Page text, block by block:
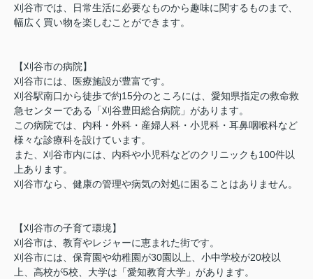
刈谷市では、日常生活に必要なものから趣味に関するものまで、
幅広く買い物を楽しむことができます。
【刈谷市の病院】
刈谷市には、医療施設が豊富です。
刈谷駅南口から徒歩で約15分のところには、愛知県指定の救命救
急センターである「刈谷豊田総合病院」があります。
この病院では、内科・外科・産婦人科・小児科・耳鼻咽喉科など
様々な診療科を設けています。
また、刈谷市内には、内科や小児科などのクリニックも100件以
上あります。
刈谷市なら、健康の管理や病気の対処に困ることはありません。
【刈谷市の子育て環境】
刈谷市は、教育やレジャーに恵まれた街です。
刈谷市には、保育園や幼稚園が30園以上、小中学校が20校以
上、高校が5校、大学は「愛知教育大学」があります。